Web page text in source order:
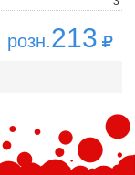
розн.213